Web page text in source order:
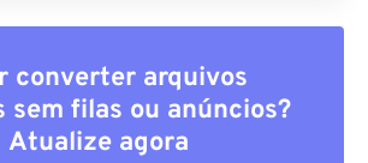
converter arquivos
sem filas ou anúncios?
Atualize agora